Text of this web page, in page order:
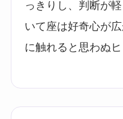
っきりし、判断が
いて座は好奇心が
に触れると思わぬ